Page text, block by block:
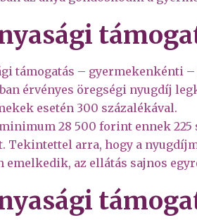
támogatás – gyermekenkénti
érvényes öregségi nyugdíj
esetén 300 százalékával.
28 500 forint ennek 225
Tekintettel arra, hogy a
emelkedik, az ellátás sajnos